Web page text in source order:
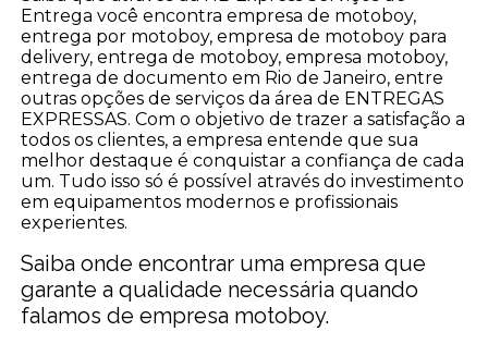
Entrega você encontra empresa de motoboy,
entrega por motoboy, empresa de motoboy para
delivery, entrega de motoboy, empresa motoboy,
entrega de documento em Rio de Janeiro, entre
outras opções de serviços da área de ENTREGAS
EXPRESSAS. Com o objetivo de trazer a satisfação a
todos os clientes, a empresa entende que sua
melhor destaque é conquistar a confiança de cada
um. Tudo isso só é possível através do investimento
em equipamentos modernos e profissionais
experientes.
Saiba onde encontrar uma empresa que
garante a qualidade necessária quando
falamos de empresa motoboy.